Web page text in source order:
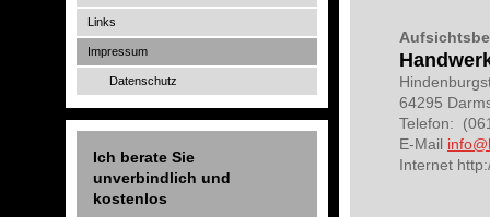
Links
Impressum
Datenschutz
Ich berate Sie
unverbindlich und
kostenlos
64295
Telefon:
E-Mail
Internet